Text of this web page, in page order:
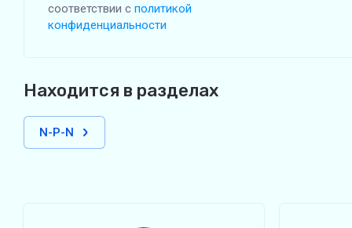
соответствии с политикой
конфиденциальности
Находится в разделах
N-P-N